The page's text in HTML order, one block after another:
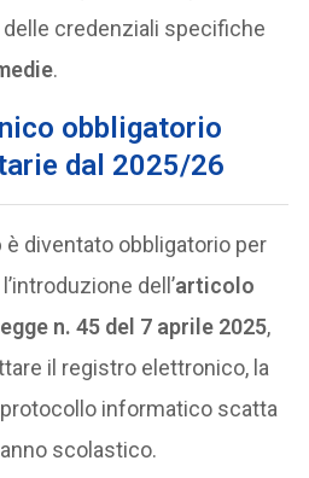
credenziali specifiche
.
obbligatorio
dal 2025/26
è diventato obbligatorio per
dell’articolo
n. 45 del 7 aprile 2025,
il registro elettronico, la
informatico scatta
scolastico.